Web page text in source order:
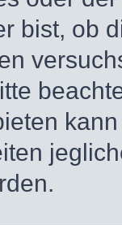
bist, ob